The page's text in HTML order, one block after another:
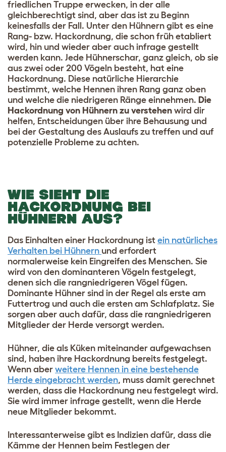
friedlichen Truppe erwecken, in der alle
gleichberechtigt sind, aber das ist zu Beginn
keinesfalls der Fall. Unter den Hühnern gibt es eine
Rang- bzw. Hackordnung, die schon früh etabliert
wird, hin und wieder aber auch infrage gestellt
werden kann. Jede Hühnerschar, ganz gleich, ob sie
aus zwei oder 200 Vögeln besteht, hat eine
Hackordnung. Diese natürliche Hierarchie
bestimmt, welche Hennen ihren Rang ganz oben
und welche die niedrigeren Ränge einnehmen. Die
Hackordnung von Hühnern zu verstehen wird dir
helfen, Entscheidungen über ihre Behausung und
bei der Gestaltung des Auslaufs zu treffen und auf
potenzielle Probleme zu achten.
WIE SIEHT DIE
HACKORDNUNG BEI
HÜHNERN AUS?
Das Einhalten einer Hackordnung ist ein natürliches
Verhalten bei Hühnern und erfordert
normalerweise kein Eingreifen des Menschen. Sie
wird von den dominanteren Vögeln festgelegt,
denen sich die rangniedrigeren Vögel fügen.
Dominante Hühner sind in der Regel als erste am
Futtertrog und auch die ersten am Schlafplatz. Sie
sorgen aber auch dafür, dass die rangniedrigeren
Mitglieder der Herde versorgt werden.
Hühner, die als Küken miteinander aufgewachsen
sind, haben ihre Hackordnung bereits festgelegt.
Wenn aber weitere Hennen in eine bestehende
Herde eingebracht werden, muss damit gerechnet
werden, dass die Hackordnung neu festgelegt wird.
Sie wird immer infrage gestellt, wenn die Herde
neue Mitglieder bekommt.
Interessanterweise gibt es Indizien dafür, dass die
Kämme der Hennen beim Festlegen der